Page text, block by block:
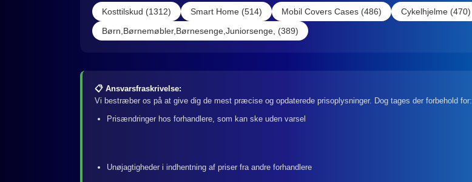
Kosttilskud (1312) Smart Home (514) Mobil Covers Cases (486) Cykelhjelme (470)
Børn,Børnemøbler,Børnesenge,Juniorsenge, (389)
📋 Ansvarsfraskrivelse:
Vi bestræber os på at give dig de mest præcise og opdaterede prisoplysninger. Dog tages der forbehold for:
Prisændringer hos forhandlere, som kan ske uden varsel
Unøjagtigheder i indhentning af priser fra andre forhandlere